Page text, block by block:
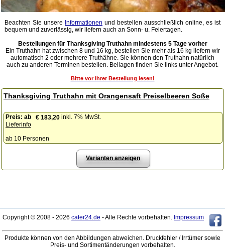
Beachten Sie unsere Informationen und bestellen ausschließlich online, es ist
bequem und zuverlässig, wir liefern auch an Sonn- u. Feiertagen.
Bestellungen für Thanksgiving Truthahn mindestens 5 Tage vorher
Ein Truthahn hat zwischen 8 und 16 kg, bestellen Sie mehr als 16 kg liefern wir
automatisch 2 oder mehrere Truthähne. Sie können den Truthahn natürlich
auch zu anderen Terminen bestellen. Beilagen finden Sie links unter Angebot.
Bitte vor Ihrer Bestellung lesen!
Thanksgiving Truthahn mit Orangensaft Preiselbeeren Soße
Preis: ab € 183,20 inkl. 7% MwSt.
Lieferinfo
ab 10 Personen
Varianten anzeigen
Copyright © 2008 - 2026 cater24.de - Alle Rechte vorbehalten. Impressum
Produkte können von den Abbildungen abweichen. Druckfehler / Irrtümer sowie
Preis- und Sortimentänderungen vorbehalten.